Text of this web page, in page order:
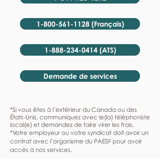
1-800-561-1128 (Français)
1-888-234-0414 (ATS)
Demande de services
*Si vous êtes à l’extérieur du Canada ou des
États-Unis, communiquez avec le(la) téléphoniste
local(e) et demandez de faire virer les frais.
*Votre employeur ou votre syndicat doit avoir un
contrat avec l’organisme du PAESF pour avoir
accès à nos services.